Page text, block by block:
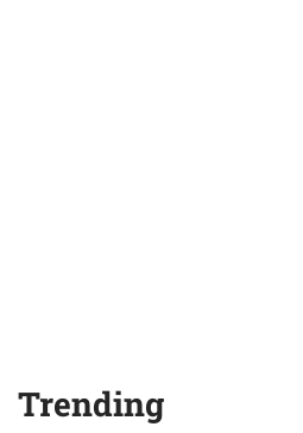
Trending